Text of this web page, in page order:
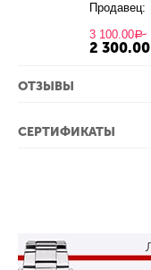
Продавец:
3 100.00Р
2 300.00
ОТЗЫВЫ
СЕРТИФИКАТЫ